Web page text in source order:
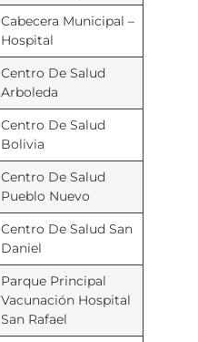
Cabecera Municipal –
Hospital
Centro De Salud
Arboleda
Centro De Salud
Bolivia
Centro De Salud
Pueblo Nuevo
Centro De Salud San
Daniel
Parque Principal
Vacunación Hospital
San Rafael